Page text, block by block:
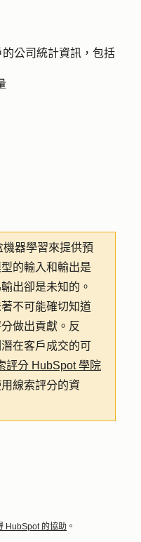
公司統計資訊，包括
器學習來提供預
的輸入和輸出是
出卻是未知的。
不可能確切知道
做出貢獻。反
在客戶成交的可
評分 HubSpot 學院
線索評分的資
HubSpot 的協助 。